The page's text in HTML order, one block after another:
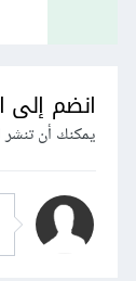
انضم إلى
يمكنك أن